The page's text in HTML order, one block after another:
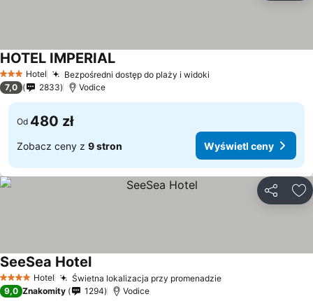
3 Kategoria
Hotel Bezpośredni dostęp do plaży i widoki
HOTEL IMPERIAL
7,0 2833 Vodice
Od 480 zł
Zobacz ceny z 9 stron Wyświetl ceny
4 KategoriaHotel Świetna lokalizacja przy promenadzie
SeeSea Hotel
9,0 Znakomity 1294 Vodice